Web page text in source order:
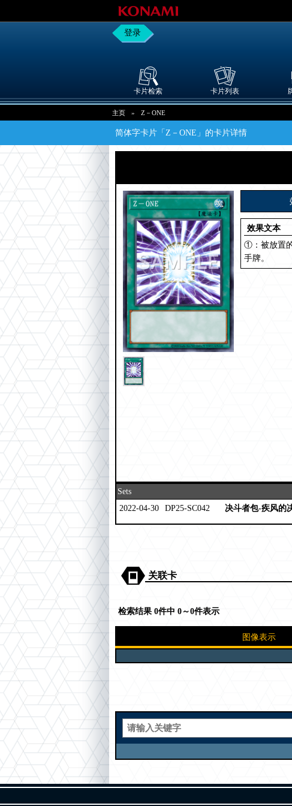
登录
卡片检索 卡片列表
主页 » Z－ONE
简体字卡片「Z－ONE」的卡片详情
效果文本
①：被放置
手牌。
Sets
2022-04-30
DP25-SC042 决斗者包-疾风的
关联卡
检索结果 0件中 0～0件表示
图像表示